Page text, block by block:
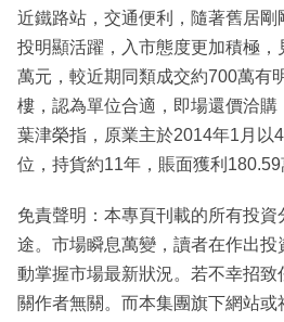
近鐵路站，交通便利，隨著舊居
投明顯活躍，入市態度更加積極
萬元，較近期同類成交約700萬有
樓，認為單位合適，即場還價洽購
葉津榮指，原業主於2014年1月以
位，持貨約11年，賬面獲利180.59
免責聲明：本專頁刊載的所有投資
途。市場瞬息萬變，讀者在作出
動掌握市場最新狀況。若不幸招
關作者無關。而本集團旗下網站